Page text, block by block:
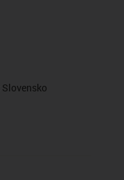
Slovensko